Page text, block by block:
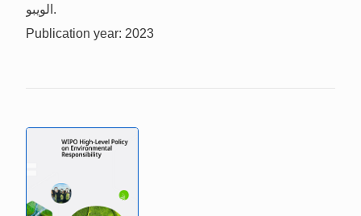
الويبو.
Publication year: 2023